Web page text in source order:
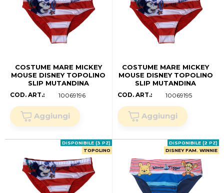
COSTUME MARE MICKEY
MOUSE DISNEY TOPOLINO
SLIP MUTANDINA
NEONATO -
MIC0394ROSSO (.mesi 30)
COD. ART.: 10069196
COSTUME MARE MICKEY
MOUSE DISNEY TOPOLINO
SLIP MUTANDINA
NEONATO -
MIC0394ROSSO (.mesi 18)
COD. ART.: 10069195
TOPOLINO
DISPONIBILE (3 PZ)
DISNEY FAM. WINNIE
DISPONIBILE (2 PZ)